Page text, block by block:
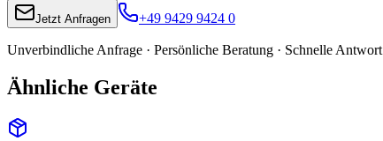
Jetzt Anfragen +49 9429 9424 0
Unverbindliche Anfrage · Persönliche Beratung · Schnelle Antwort
Ähnliche Geräte